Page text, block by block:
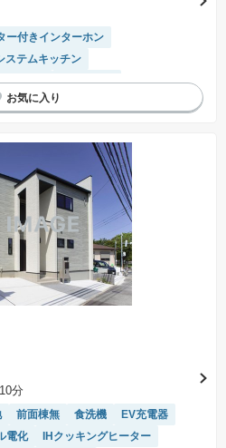
ー付きインターホン
ステムキッチン
ッチン 浴室乾燥機
分
前面棟無 食洗機
EV充電器
電化 IHクッキングヒーター